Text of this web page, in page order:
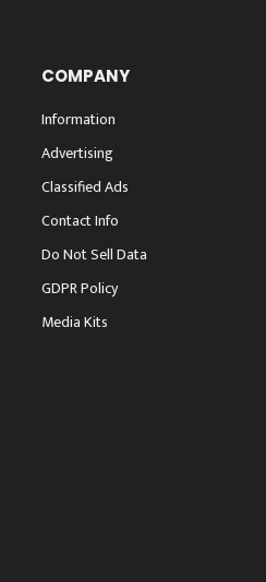
COMPANY
Information
Advertising
Classified Ads
Contact Info
Do Not Sell Data
GDPR Policy
Media Kits